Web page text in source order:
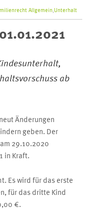
Allgemein,Unterhalt
ab
Änderungen
geben. Der
29.10.2020
in Kraft.
Es wird für das erste
für das dritte Kind
€.